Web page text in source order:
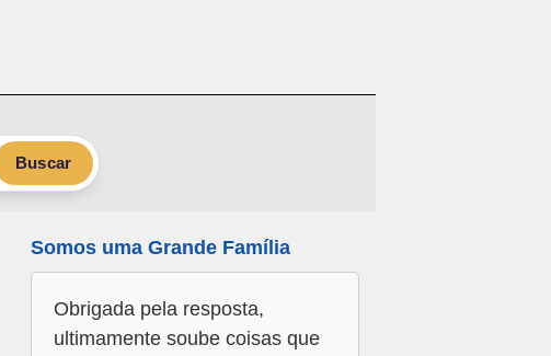
Buscar
Somos uma Grande Família
Obrigada pela resposta,
ultimamente soube coisas que